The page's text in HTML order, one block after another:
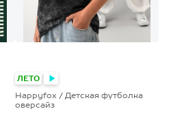
ЛЕТО
Happyfox / Детская футболка
оверсайз